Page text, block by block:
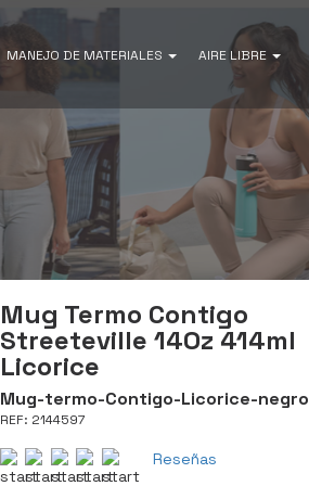
MANEJO DE MATERIALES AIRE LIBRE
Mug Termo Contigo
Streeteville 14Oz 414ml
Licorice
Mug-termo-Contigo-Licorice-negro
REF: 2144597
Reseñas